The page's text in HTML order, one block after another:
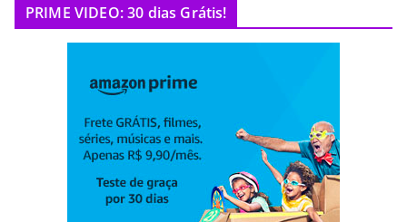
PRIME VIDEO: 30 dias Grátis!